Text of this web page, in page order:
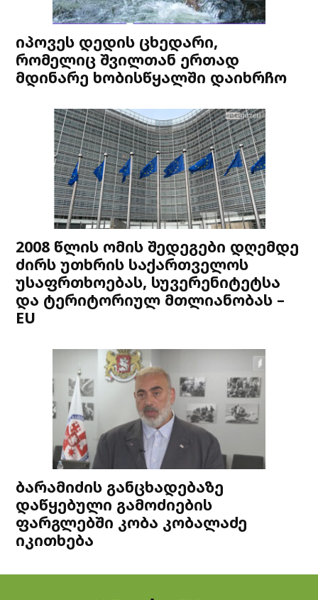
იპოვეს დედის ცხედარი,
რომელიც შვილთან ერთად
მდინარე ხობისწყალში დაიხრჩო
2008 წლის ომის შედეგები დღემდე
ძირს უთხრის საქართველოს
უსაფრთხოებას, სუვერენიტეტსა
და ტერიტორიულ მთლიანობას –
EU
ბარამიძის განცხადებაზე
დაწყებული გამოძიების
ფარგლებში კობა კობალაძე
იკითხება